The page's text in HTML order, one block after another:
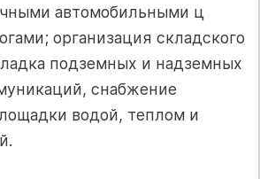
автомобильными ц
организация складского
подземных и надземных
снабжение
водой, теплом и